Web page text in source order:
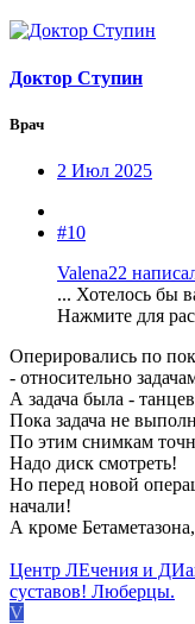
Доктор Ступин
Врач
2 Июл 2025
#10
Valena22
... Хотелось бы
Нажмите для
Оперировались по
- относительно
А задача была -
Пока задача не
По этим снимкам
Надо диск смотреть!
Но перед новой
начали!
А кроме
Центр ЛЕчения и
суставов! Люберцы.
V